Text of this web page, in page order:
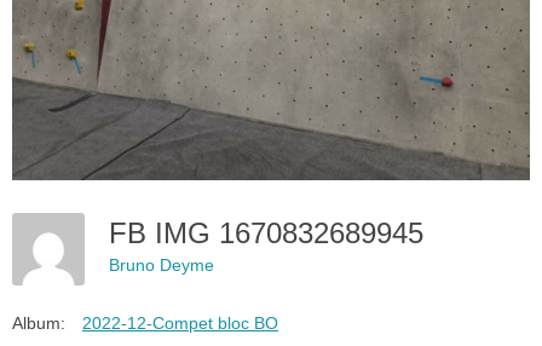
FB IMG 1670832689945
Bruno Deyme
Album: 2022-12-Compet bloc BO